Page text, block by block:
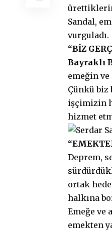
Sandal,
vurguladı.
“BİZ
Bayraklı
emeğin
Çünkü biz
işçimizin
hizmet
Deprem,
ortak
halkına
Emeğe ve
emekten